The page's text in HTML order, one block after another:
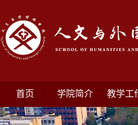
首页 学院简介 教学工